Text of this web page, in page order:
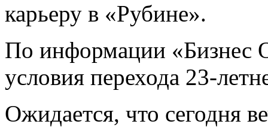
карьеру в «Рубине».
По информации «Бизнес
условия перехода 23-
Ожидается, что сегодня